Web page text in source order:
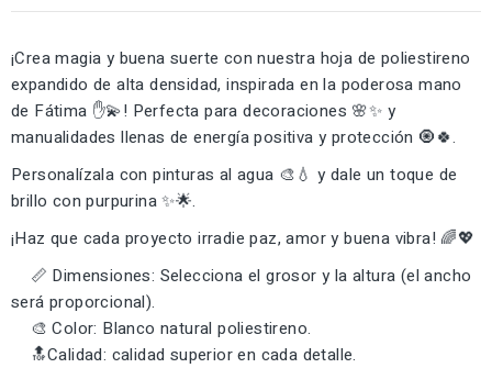
¡Crea magia y buena suerte con nuestra hoja de poliestireno
expandido de alta densidad, inspirada en la poderosa mano
de Fátima ✋💫! Perfecta para decoraciones 🌸✨ y
manualidades llenas de energía positiva y protección 🧿🍀.
Personalízala con pinturas al agua 🎨💧 y dale un toque de
brillo con purpurina ✨🌟.
¡Haz que cada proyecto irradie paz, amor y buena vibra! 🌈💖
📏 Dimensiones: Selecciona el grosor y la altura (el ancho
será proporcional).
🎨 Color: Blanco natural poliestireno.
🔝Calidad: calidad superior en cada detalle.